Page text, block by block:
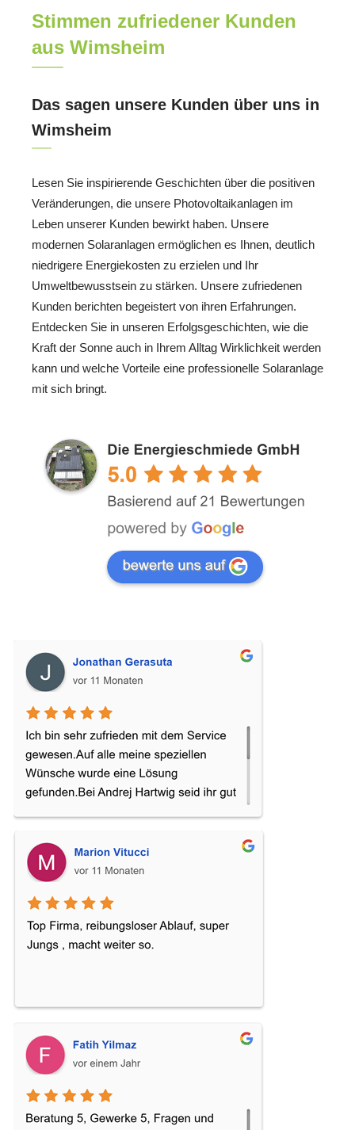
Stimmen zufriedener Kunden
aus Wimsheim
Das sagen unsere Kunden über uns in
Wimsheim
Lesen Sie inspirierende Geschichten über die positiven
Veränderungen, die unsere Photovoltaikanlagen im
Leben unserer Kunden bewirkt haben. Unsere
modernen Solaranlagen ermöglichen es Ihnen, deutlich
niedrigere Energiekosten zu erzielen und Ihr
Umweltbewusstsein zu stärken. Unsere zufriedenen
Kunden berichten begeistert von ihren Erfahrungen.
Entdecken Sie in unseren Erfolgsgeschichten, wie die
Kraft der Sonne auch in Ihrem Alltag Wirklichkeit werden
kann und welche Vorteile eine professionelle Solaranlage
mit sich bringt.